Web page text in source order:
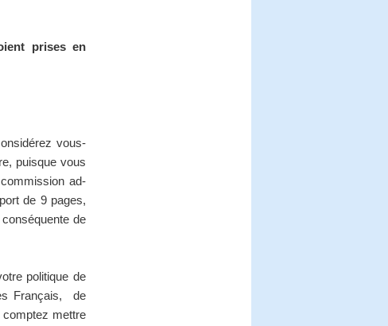
prises en
vous-
puisque vous
ad-
de 9 pages,
de
politique de
Français, de
mettre